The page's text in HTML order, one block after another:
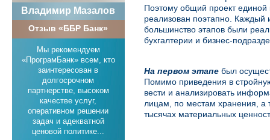
Владимир Мазалов
Отзыв «ББР Банк»
Мы рекомендуем
«ПрограмБанк» всем, кто
заинтересован в
долгосрочном
партнерстве, высоком
качестве услуг,
оперативном решении
задач и адекватной
ценовой политике...
Поэтому общий проект
реализован поэтапно. Каждый
большинство этапов были
бухгалтерии и бизнес-
На первом этапе был
Помимо приведения в
вести и анализировать
лицам, по местам хранения,
тысячах материальных